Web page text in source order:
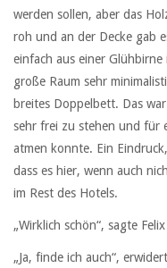
werden sollen, aber das
roh und an der Decke gab
einfach aus einer
große Raum sehr
breites Doppelbett. Das
sehr frei zu stehen und für
atmen konnte. Ein
dass es hier, wenn auch
im Rest des Hotels.
„Wirklich schön“, sagte
„Ja, finde ich auch“,